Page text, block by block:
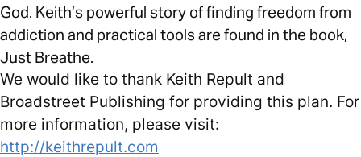
God. Keith’s powerful story of finding freedom from
addiction and practical tools are found in the book,
Just Breathe.
We would like to thank Keith Repult and
Broadstreet Publishing for providing this plan. For
more information, please visit:
http://keithrepult.com